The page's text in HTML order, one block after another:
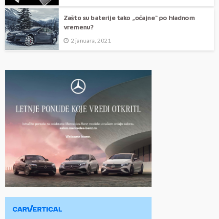
Zašto su baterije tako „očajne“ po hladnom
vremenu?
2 januara, 2021